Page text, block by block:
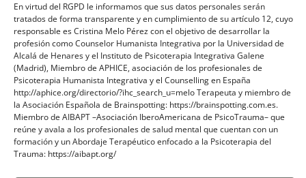
En virtud del RGPD le informamos que sus datos personales serán
tratados de forma transparente y en cumplimiento de su artículo 12, cuyo
responsable es Cristina Melo Pérez con el objetivo de desarrollar la
profesión como Counselor Humanista Integrativa por la Universidad de
Alcalá de Henares y el Instituto de Psicoterapia Integrativa Galene
(Madrid), Miembro de APHICE, asociación de los profesionales de
Psicoterapia Humanista Integrativa y el Counselling en España
http://aphice.org/directorio/?ihc_search_u=melo Terapeuta y miembro de
la Asociación Española de Brainspotting: https://brainspotting.com.es.
Miembro de AIBAPT –Asociación IberoAmericana de PsicoTrauma– que
reúne y avala a los profesionales de salud mental que cuentan con un
formación y un Abordaje Terapéutico enfocado a la Psicoterapia del
Trauma: https://aibapt.org/
Sobre mi
Contacto
Blog